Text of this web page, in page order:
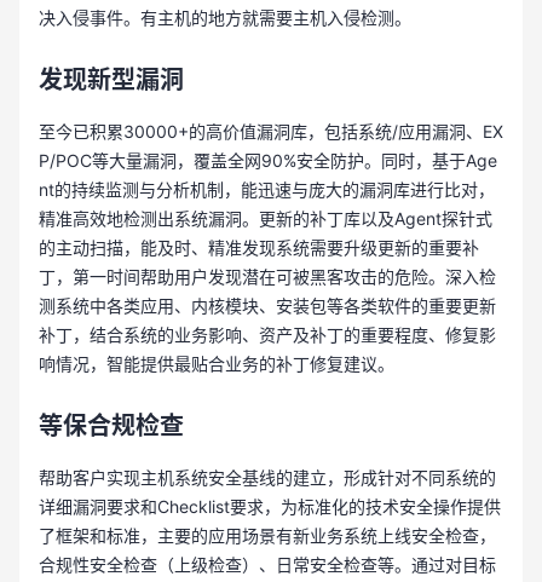
决入侵事件。有主机的地方就需要主机入侵检测。
发现新型漏洞
至今已积累30000+的高价值漏洞库，包括系统/应用漏洞、EX
P/POC等大量漏洞，覆盖全网90%安全防护。同时，基于Age
nt的持续监测与分析机制，能迅速与庞大的漏洞库进行比对，
精准高效地检测出系统漏洞。更新的补丁库以及Agent探针式
的主动扫描，能及时、精准发现系统需要升级更新的重要补
丁，第一时间帮助用户发现潜在可被黑客攻击的危险。深入检
测系统中各类应用、内核模块、安装包等各类软件的重要更新
补丁，结合系统的业务影响、资产及补丁的重要程度、修复影
响情况，智能提供最贴合业务的补丁修复建议。
等保合规检查
帮助客户实现主机系统安全基线的建立，形成针对不同系统的
详细漏洞要求和Checklist要求，为标准化的技术安全操作提供
了框架和标准，主要的应用场景有新业务系统上线安全检查，
合规性安全检查（上级检查）、日常安全检查等。通过对目标